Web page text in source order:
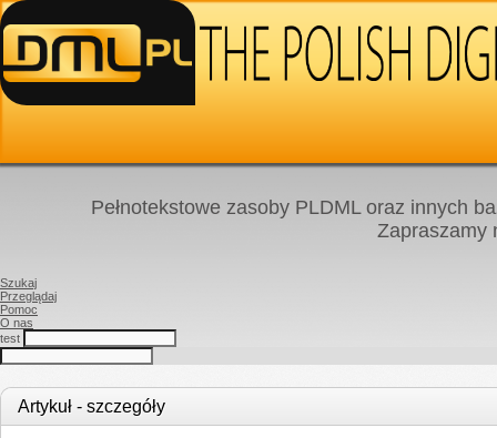
Pełnotekstowe zasoby PLDML oraz innych
Zapraszamy
Szukaj
Przeglądaj
Pomoc
O nas
test
Artykuł - szczegóły